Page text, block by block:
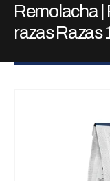
Remolacha |
razas Razas